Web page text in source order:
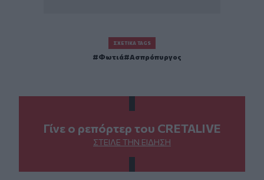
ΣΧΕΤΙΚΆ TAGS
Φωτιά Ασπρόπυργος
Γίνε ο ρεπόρτερ του CRETALIVE
ΣΤΕΊΛΕ ΤΗΝ ΕΊΔΗΣΗ